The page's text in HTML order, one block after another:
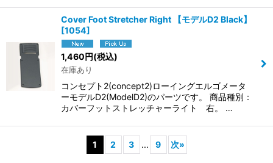
Cover Foot Stretcher Right 【モデルD2 Black】
[1054]
1,460円(税込)
在庫あり
コンセプト2(concept2)ローイングエルゴメータ
ーモデルD2(ModelD2)のパーツです。 商品種別：
カバーフットストレッチャーライト 右。 …
1 2 3 ... 9 次»